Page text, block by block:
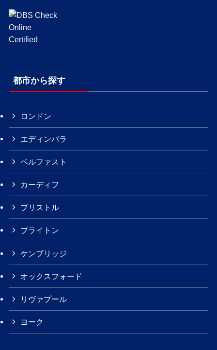
都市から探す
ロンドン
エディンバラ
ベルファスト
カーディフ
ブリストル
ブライトン
ケンブリッジ
オックスフォード
リヴァプール
ヨーク